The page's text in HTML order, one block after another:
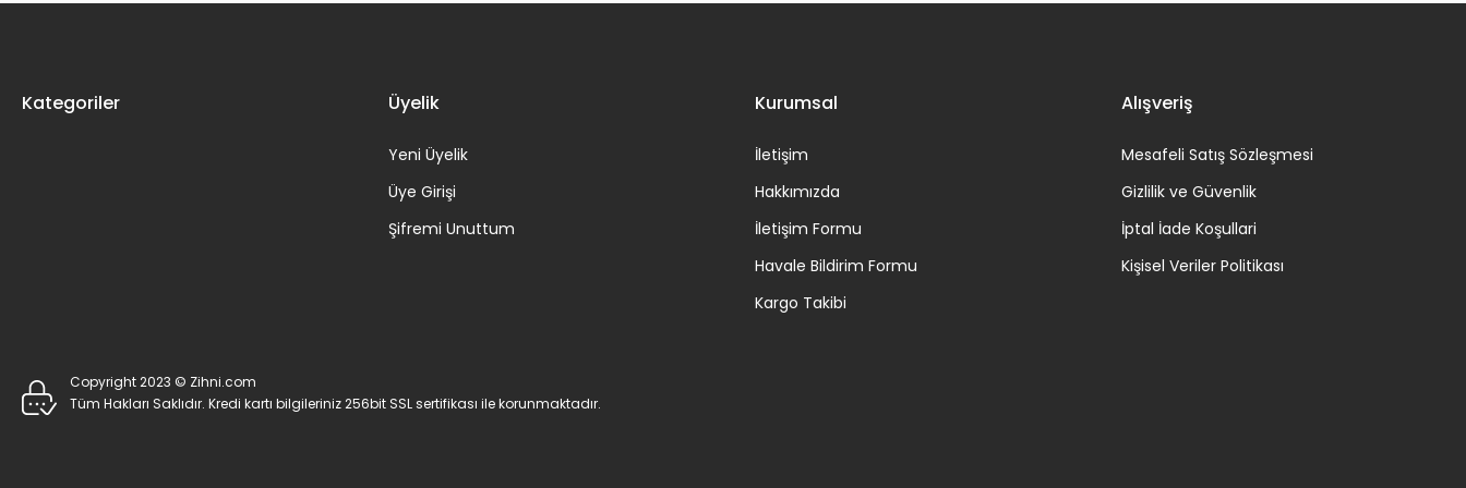
Kategoriler Üyelik
Yeni Üyelik
Üye Girişi
Şifremi Unuttum
Kurumsal
İletişim
Hakkımızda
İletişim Formu
Havale Bildirim Formu
Kargo Takibi
Alışveriş
Mesafeli Satış Sözleşmesi
Gizlilik ve Güvenlik
İptal İade Koşullari
Kişisel Veriler Politikası
Copyright 2023 © Zihni.com
Tüm Hakları Saklıdır. Kredi kartı bilgileriniz 256bit SSL sertifikası ile korunmaktadır.